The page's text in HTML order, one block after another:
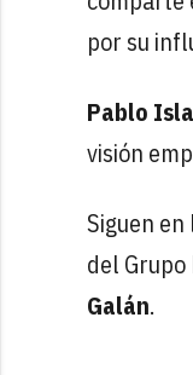
por su
Pablo
visión
Siguen
del Grupo
Galán.